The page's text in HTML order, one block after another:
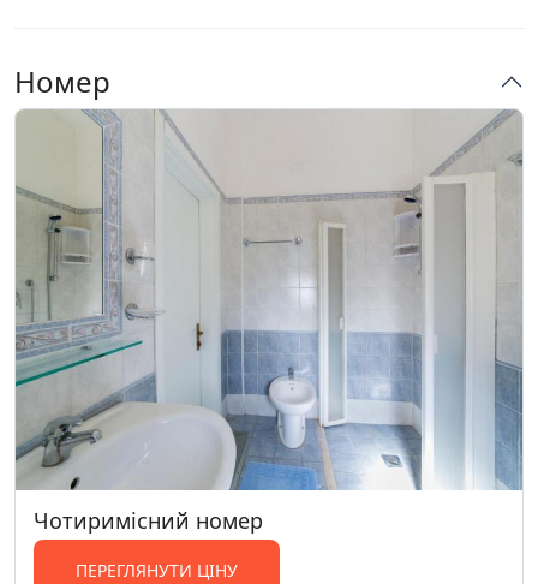
Приватна пляжна зона
Сімейні номери
Цілодобова стійка реєстрації
Номер
Чотиримісний номер
ПЕРЕГЛЯНУТИ ЦІНУ